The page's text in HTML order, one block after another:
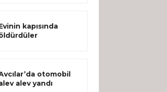
kapısında
otomobil
alev yandı